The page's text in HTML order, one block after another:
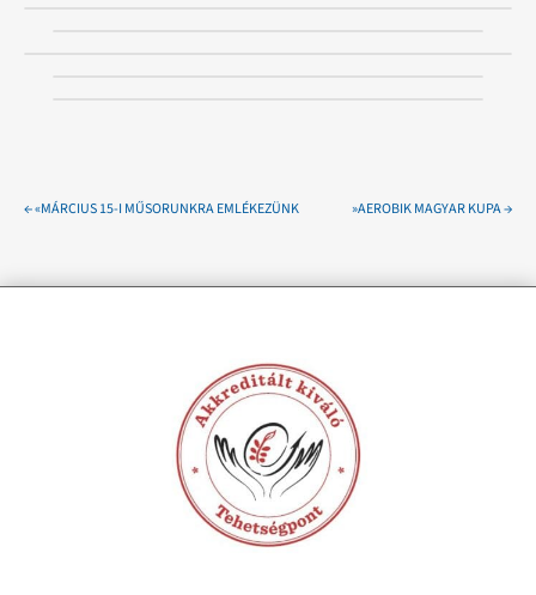
←«MÁRCIUS 15-I MŰSORUNKRA EMLÉKEZÜNK »AEROBIK MAGYAR KUPA→